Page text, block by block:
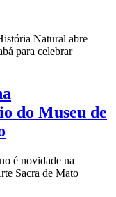
Natural abre
para celebrar
do Museu de
é novidade na
Sacra de Mato